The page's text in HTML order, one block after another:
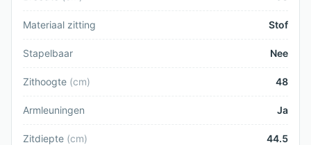
Materiaal zitting Stof
Stapelbaar Nee
Zithoogte (cm) 48
Armleuningen Ja
Zitdiepte (cm) 44.5